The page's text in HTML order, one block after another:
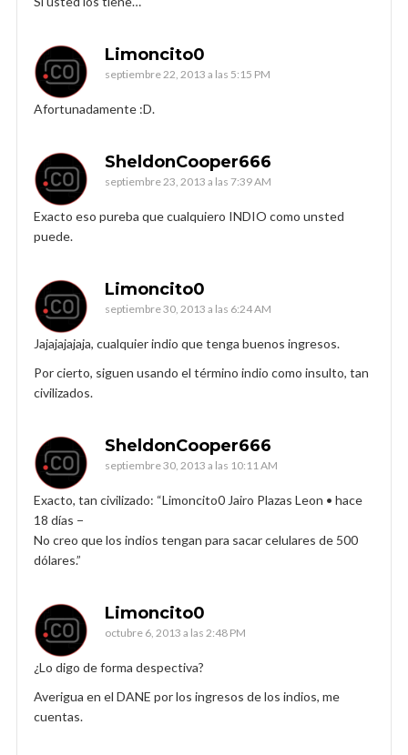
Limoncito0
septiembre 22, 2013 a las 5:15 PM
Afortunadamente :D.
SheldonCooper666
septiembre 23, 2013 a las 7:39 AM
Exacto eso pureba que cualquiero INDIO como unsted
puede.
Limoncito0
septiembre 30, 2013 a las 6:24 AM
Jajajajajaja, cualquier indio que tenga buenos ingresos.
Por cierto, siguen usando el término indio como insulto, tan
civilizados.
SheldonCooper666
septiembre 30, 2013 a las 10:11 AM
Exacto, tan civilizado: “Limoncito0 Jairo Plazas Leon • hace
18 días −
No creo que los indios tengan para sacar celulares de 500
dólares.”
Limoncito0
octubre 6, 2013 a las 2:48 PM
¿Lo digo de forma despectiva?
Averigua en el DANE por los ingresos de los indios, me
cuentas.